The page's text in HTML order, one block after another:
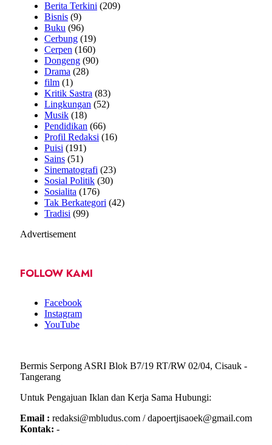
Berita Terkini (209)
Bisnis (9)
Buku (96)
Cerbung (19)
Cerpen (160)
Dongeng (90)
Drama (28)
film (1)
Kritik Sastra (83)
Lingkungan (52)
Musik (18)
Pendidikan (66)
Profil Redaksi (16)
Puisi (191)
Sains (51)
Sinematografi (23)
Sosial Politik (30)
Sosialita (176)
Tak Berkategori (42)
Tradisi (99)
Advertisement
FOLLOW KAMI
Facebook
Instagram
YouTube
Bermis Serpong ASRI Blok B7/19 RT/RW 02/04, Cisauk -
Tangerang
Untuk Pengajuan Iklan dan Kerja Sama Hubungi:
Email : redaksi@mbludus.com / dapoertjisaoek@gmail.com
Kontak: -